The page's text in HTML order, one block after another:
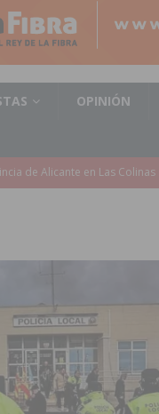
OPINIÓN
CEIP Pascual Andreu
Edificant
de alta gama
a través de seis programas
de sus barrancos